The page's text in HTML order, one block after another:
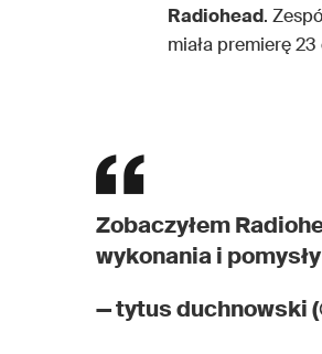
Radiohead.
miała premierę
Zobaczyłem
wykonania i
— tytus duchnowski